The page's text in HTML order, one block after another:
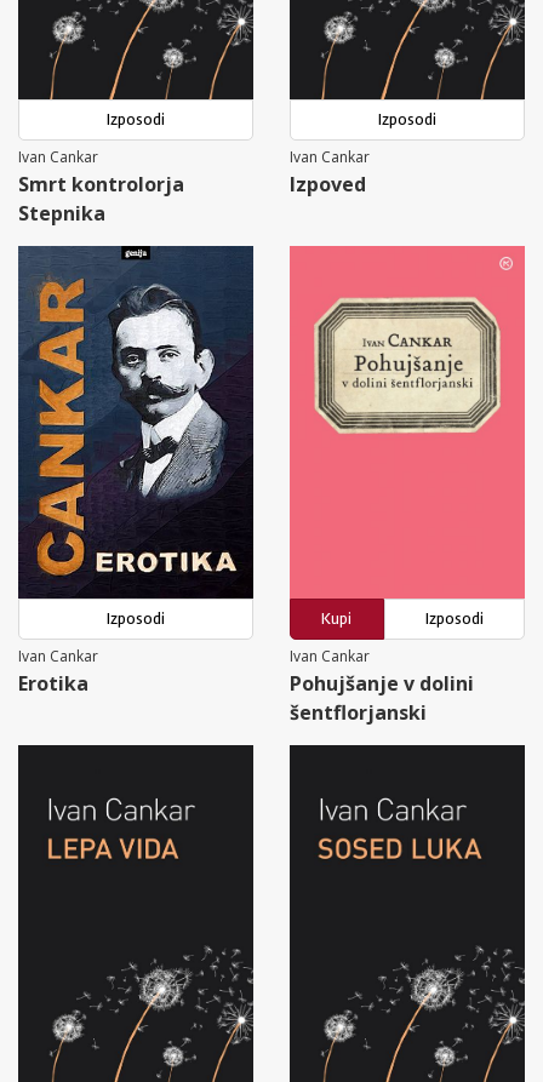
Izposodi
Ivan Cankar
Smrt kontrolorja
Stepnika
Izposodi
Ivan Cankar
Izpoved
Izposodi
Ivan Cankar
Erotika
Kupi
Izposodi
Ivan Cankar
Pohujšanje v dolini
šentflorjanski